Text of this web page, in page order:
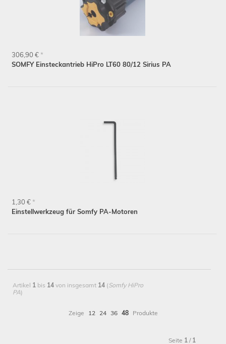
SOMFY Einsteckantrieb HiPro LT60 80/12 Sirius PA
306,90 € *
Einstellwerkzeug für Somfy PA-Motoren
1,30 € *
Artikel 1 bis 14 von insgesamt 14 (Somfy HiPro
PA)
Zeige 12 24 36 48 Produkte
Seite 1 / 1